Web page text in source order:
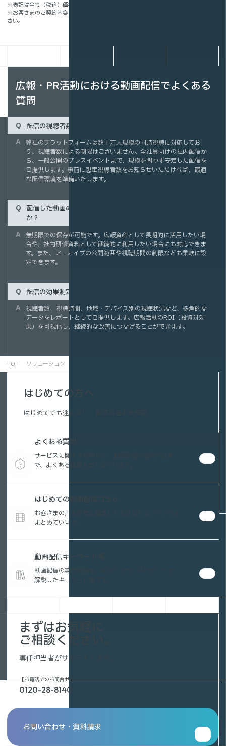
※表記は全て（税込）価格です。
※お客さまのご契約内容によって、お見積りは異なります。詳細はお問い合わせくだ
さい。
広報・PR活動における動画配信でよくある
質問
配信の視聴者数に制限はありますか？
弊社のプラットフォームは数十万人規模の同時視聴に対応してお
り、視聴者数による制限はございません。全社員向けの社内配信か
ら、一般公開のプレスイベントまで、規模を問わず安定した配信を
ご提供します。事前に想定視聴者数をお知らせいただければ、最適
な配信環境を準備いたします。
配信した動画のアーカイブはどのくらいの期間保存できます
か？
無期限での保存が可能です。広報資産として長期的に活用したい場
合や、社内研修資料として継続的に利用したい場合にも対応できま
す。また、アーカイブの公開範囲や視聴期間の制限なども柔軟に設
定できます。
配信の効果測定はできますか？
視聴者数、視聴時間、地域・デバイス別の視聴状況など、多角的な
データをレポートとしてご提供します。広報活動のROI（投資対効
果）を可視化し、継続的な改善につなげることができます。
TOP ソリューション
はじめての方へ
はじめてでも迷わない、配信の基本を解説。
よくある質問
サービスに関する疑問から、動画配信の活用方法ま
で、よくある質問をまとめています。
はじめての動画配信コラム
お客さまの声を参考に編集したお役立ちコンテンツを
まとめています。
動画配信キーワード集
動画配信の専門用語を、初めての方にもわかりやすく
解説したキーワード集です。
まずはお気軽に
ご相談ください。
専任担当者がサポートします。
【お電話でのお問合せ】
0120-28-8140
お問い合わせ・資料請求